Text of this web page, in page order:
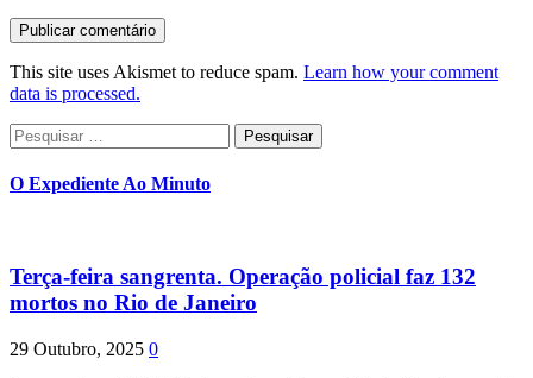
This site uses Akismet to reduce spam. Learn how your comment
data is processed.
Pesquisar
por:
O Expediente Ao Minuto
Terça-feira sangrenta. Operação policial faz 132
mortos no Rio de Janeiro
29 Outubro, 2025 0